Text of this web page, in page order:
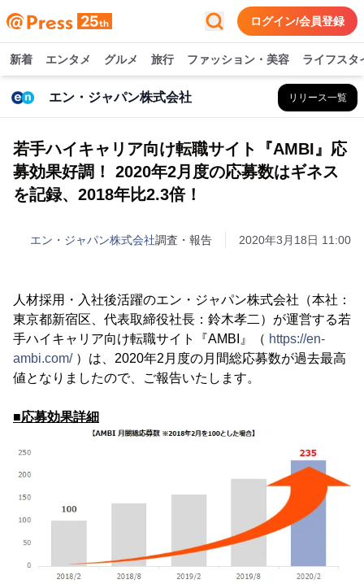
ログイン/会員登録
新着 エンタメ グルメ 旅行 ファッション・美容 ライフスタ
エン・ジャパン株式会社 リリース一覧
若手ハイキャリア向け転職サイト『AMBI』応
募効果好調！ 2020年2月度の応募数はギネス
を記録、2018年比2.3倍！
エン・ジャパン株式会社調査・報告 2020年3月18日 11:00
人材採用・入社後活躍のエン・ジャパン株式会社（本社：
東京都新宿区、代表取締役社長：鈴木孝二）が運営する若
手ハイキャリア向け転職サイト『AMBI』（ https://en-
ambi.com/）は、2020年2月度の月間総応募数が過去最高
値となりましたので、ご報告いたします。
■応募効果詳細